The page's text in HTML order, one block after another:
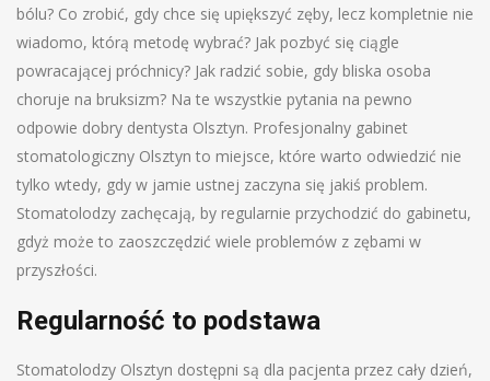
bólu? Co zrobić, gdy chce się upiększyć zęby, lecz kompletnie nie
wiadomo, którą metodę wybrać? Jak pozbyć się ciągle
powracającej próchnicy? Jak radzić sobie, gdy bliska osoba
choruje na bruksizm? Na te wszystkie pytania na pewno
odpowie dobry dentysta Olsztyn. Profesjonalny gabinet
stomatologiczny Olsztyn to miejsce, które warto odwiedzić nie
tylko wtedy, gdy w jamie ustnej zaczyna się jakiś problem.
Stomatolodzy zachęcają, by regularnie przychodzić do gabinetu,
gdyż może to zaoszczędzić wiele problemów z zębami w
przyszłości.
Regularność to podstawa
Stomatolodzy Olsztyn dostępni są dla pacjenta przez cały dzień,